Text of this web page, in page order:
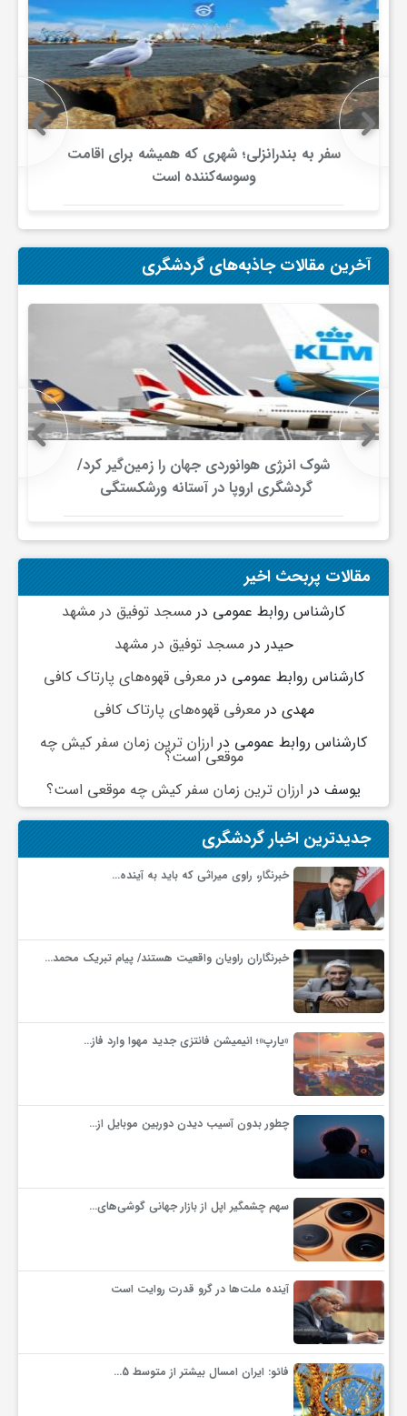
سفر به بندرانزلی؛ شهری که همیشه برای اقامت
وسوسه‌کننده است
آخرین مقالات جاذبه‌های گردشگری
شوک انرژی هوانوردی جهان را زمین‌گیر کرد/
گردشگری اروپا در آستانه ورشکستگی
مقالات پربحث اخیر
کارشناس روابط عمومی در مسجد توفیق در مشهد
حیدر درمسجد توفیق در مشهد
کارشناس روابط عمومی درمعرفی قهوه‌های پارتاک کافی
مهدی درمعرفی قهوه‌های پارتاک کافی
کارشناس روابط عمومی در ارزان ترین زمان سفر کیش چه
موقعی است؟
یوسف در ارزان ترین زمان سفر کیش چه موقعی است؟
جدیدترین اخبار گردشگری
خبرنگار، راوی میراثی که باید به آینده…
خبرنگاران راویان واقعیت هستند/ پیام تبریک محمد…
«یارپ»؛ انیمیشن فانتزی جدید مهوا وارد فاز…
چطور بدون آسیب دیدن دوربین موبایل از…
سهم چشمگیر اپل از بازار جهانی گوشی‌های…
آینده ملت‌ها در گرو قدرت روایت است
فائو: ایران امسال بیشتر از متوسط 5…